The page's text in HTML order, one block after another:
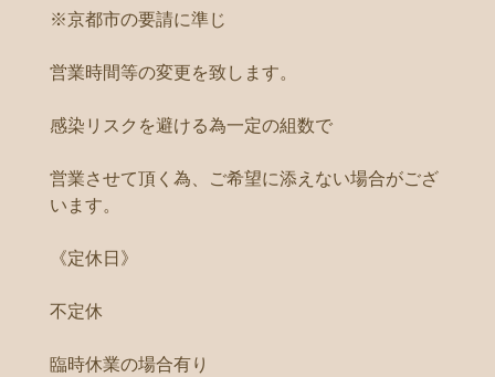
※京都市の要請に準じ
営業時間等の変更を致します。
感染リスクを避ける為一定の組数で
営業させて頂く為、ご希望に添えない場合がござ
います。
《定休日》
不定休
臨時休業の場合有り